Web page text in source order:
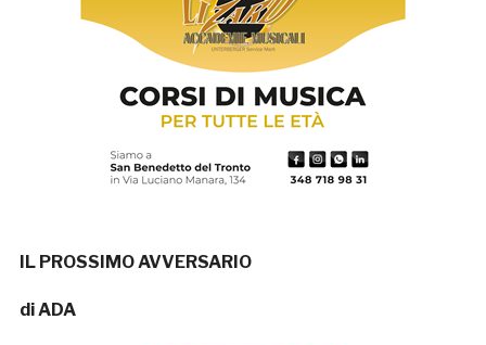
IL PROSSIMO AVVERSARIO
di ADA